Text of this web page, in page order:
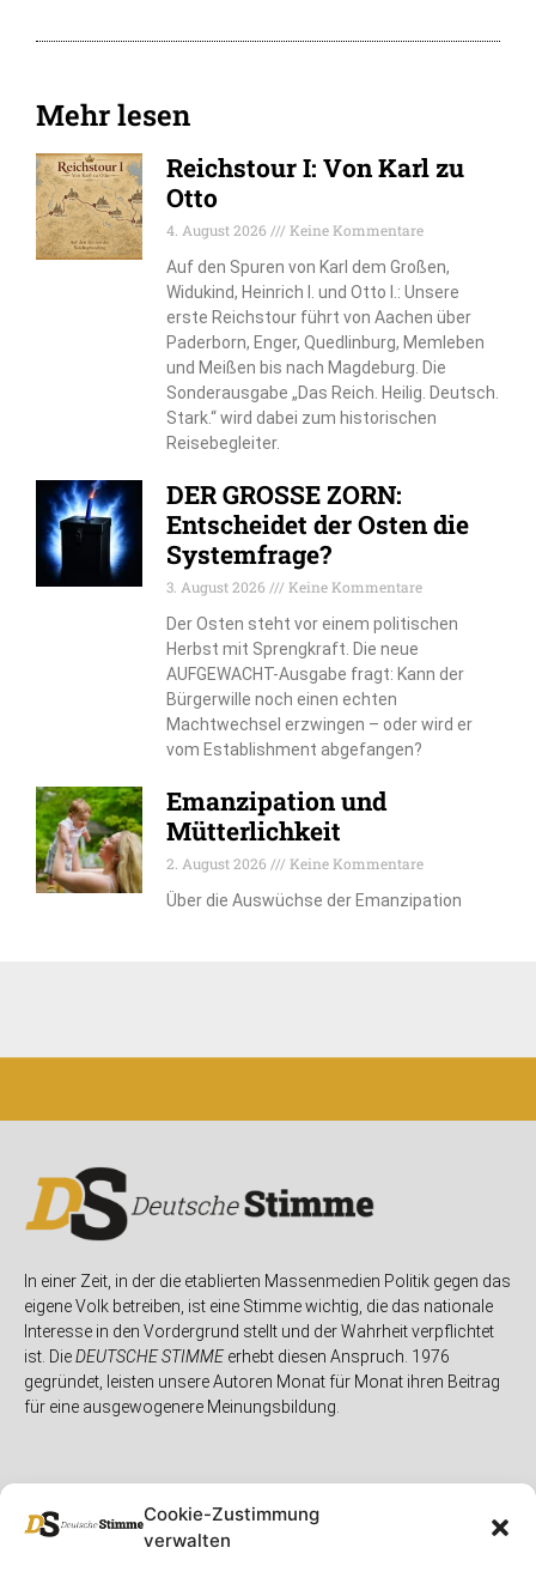
Cookie-Zustimmung
verwalten
Mehr lesen
Reichstour I: Von Karl zu
Otto
4. August 2026
Keine Kommentare
Auf den Spuren von Karl dem Großen,
Widukind, Heinrich I. und Otto I.: Unsere
erste Reichstour führt von Aachen über
Paderborn, Enger, Quedlinburg, Memleben
und Meißen bis nach Magdeburg. Die
Sonderausgabe „Das Reich. Heilig. Deutsch.
Stark.“ wird dabei zum historischen
Reisebegleiter.
DER GROSSE ZORN:
Entscheidet der Osten die
Systemfrage?
3. August 2026
Keine Kommentare
Der Osten steht vor einem politischen
Herbst mit Sprengkraft. Die neue
AUFGEWACHT-Ausgabe fragt: Kann der
Bürgerwille noch einen echten
Machtwechsel erzwingen – oder wird er
vom Establishment abgefangen?
Emanzipation und
Mütterlichkeit
2. August 2026
Keine Kommentare
Über die Auswüchse der Emanzipation
In einer Zeit, in der die etablierten Massenmedien Politik gegen das
eigene Volk betreiben, ist eine Stimme wichtig, die das nationale
Interesse in den Vordergrund stellt und der Wahrheit verpflichtet
ist. DieDEUTSCHE STIMMEerhebt diesen Anspruch. 1976
gegründet, leisten unsere Autoren Monat für Monat ihren Beitrag
für eine ausgewogenere Meinungsbildung.